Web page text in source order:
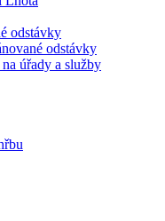
odstávky
odstávky
úřady a služby